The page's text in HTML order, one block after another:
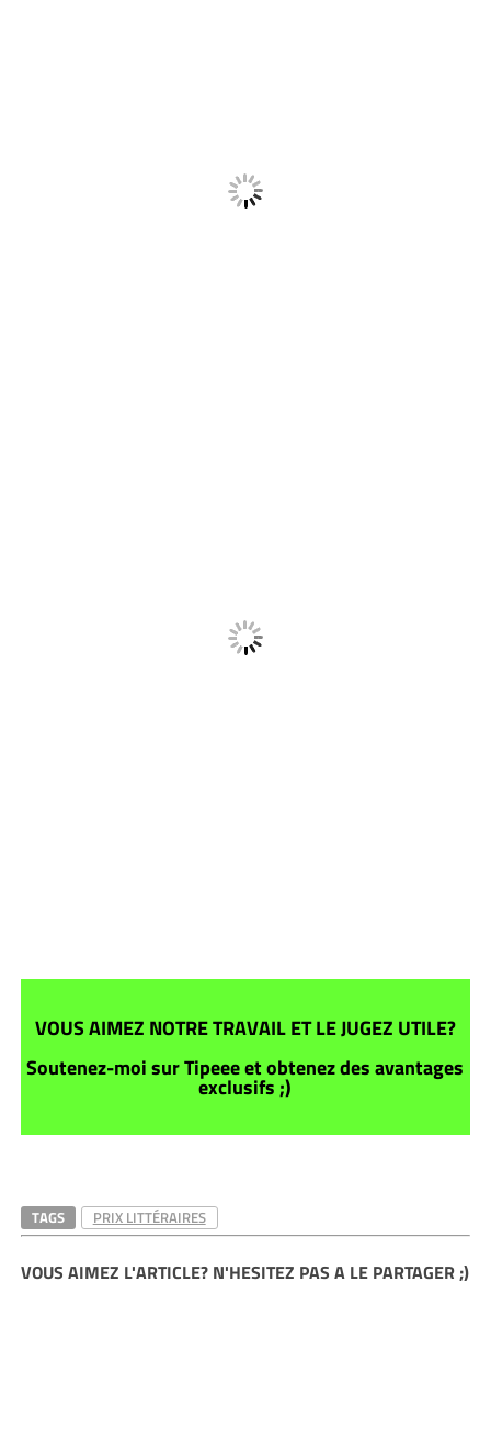
VOUS AIMEZ NOTRE TRAVAIL ET LE JUGEZ UTILE?
Soutenez-moi sur Tipeee et obtenez des avantages
exclusifs ;)
TAGS PRIX LITTÉRAIRES
VOUS AIMEZ L'ARTICLE? N'HESITEZ PAS A LE PARTAGER ;)